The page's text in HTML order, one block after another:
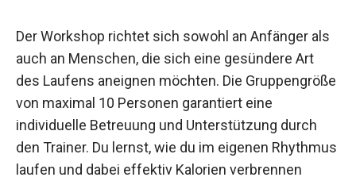
Der Workshop richtet sich sowohl an Anfänger
als auch an Menschen, die sich eine gesündere
Art des Laufens aneignen möchten. Die
Gruppengröße von maximal 10 Personen
garantiert eine individuelle Betreuung und
Unterstützung durch den Trainer. Du lernst, wie